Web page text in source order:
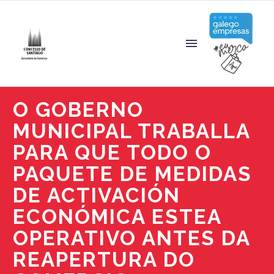
O GOBERNO
MUNICIPAL TRABALLA
PARA QUE TODO O
PAQUETE DE MEDIDAS
DE ACTIVACIÓN
ECONÓMICA ESTEA
OPERATIVO ANTES DA
REAPERTURA DO